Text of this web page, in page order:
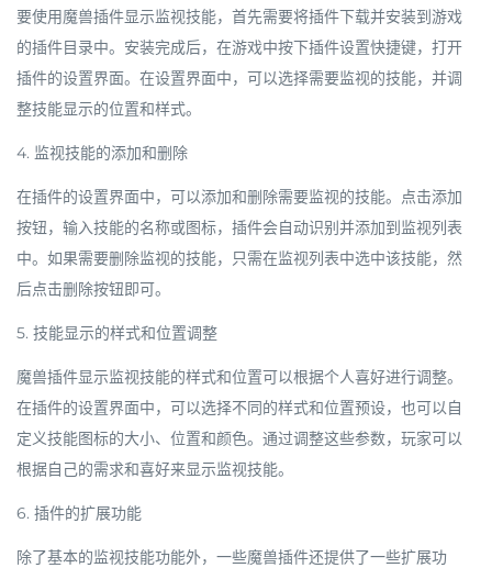
要使用魔兽插件显示监视技能，首先需要将插件下载并安装到游戏
的插件目录中。安装完成后，在游戏中按下插件设置快捷键，打开
插件的设置界面。在设置界面中，可以选择需要监视的技能，并调
整技能显示的位置和样式。
4. 监视技能的添加和删除
在插件的设置界面中，可以添加和删除需要监视的技能。点击添加
按钮，输入技能的名称或图标，插件会自动识别并添加到监视列表
中。如果需要删除监视的技能，只需在监视列表中选中该技能，然
后点击删除按钮即可。
5. 技能显示的样式和位置调整
魔兽插件显示监视技能的样式和位置可以根据个人喜好进行调整。
在插件的设置界面中，可以选择不同的样式和位置预设，也可以自
定义技能图标的大小、位置和颜色。通过调整这些参数，玩家可以
根据自己的需求和喜好来显示监视技能。
6. 插件的扩展功能
除了基本的监视技能功能外，一些魔兽插件还提供了一些扩展功